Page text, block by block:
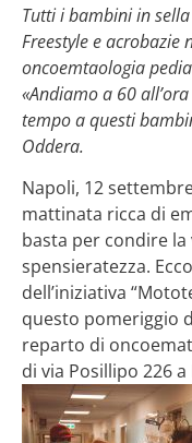
Tutti i bambini in
Freestyle e
oncoemtaologia
«Andiamo a 60
tempo a questi
Oddera.
Napoli, 12
mattinata ricca di
basta per condire
spensieratezza.
dell’iniziativa
questo pomeriggio
reparto di
di via Posillipo 226 a